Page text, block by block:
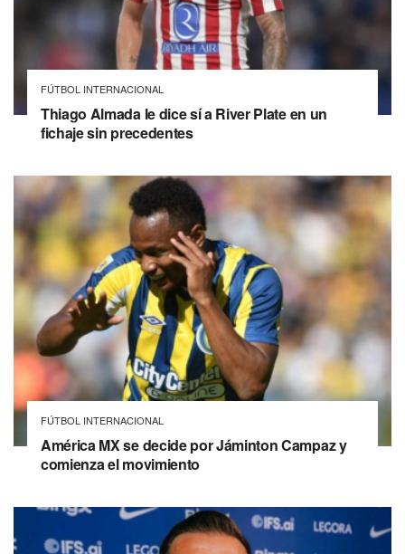
FÚTBOL INTERNACIONAL
Thiago Almada le dice sí a River Plate en un
fichaje sin precedentes
FÚTBOL INTERNACIONAL
América MX se decide por Jáminton Campaz y
comienza el movimiento